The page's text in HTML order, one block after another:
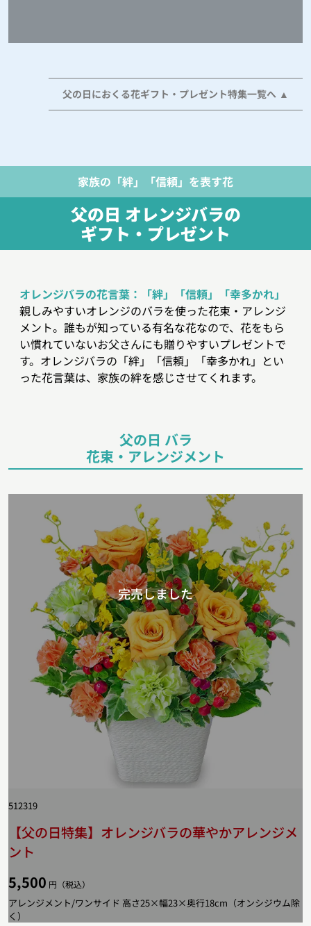
父の日におくる花ギフト・プレゼント特集一覧へ
家族の「絆」「信頼」を表す花
父の日 オレンジバラの
ギフト・プレゼント
オレンジバラの花言葉：「絆」「信頼」「幸多かれ」
親しみやすいオレンジのバラを使った花束・アレンジ
メント。誰もが知っている有名な花なので、花をもら
い慣れていないお父さんにも贈りやすいプレゼントで
す。オレンジバラの「絆」「信頼」「幸多かれ」とい
った花言葉は、家族の絆を感じさせてくれます。
父の日 バラ
花束・アレンジメント
512319
【父の日特集】オレンジバラの華やかアレンジメ
ント
5,500 円（税込）
アレンジメント/ワンサイド 高さ25×幅23×奥行18cm（オンシジウム除
く）